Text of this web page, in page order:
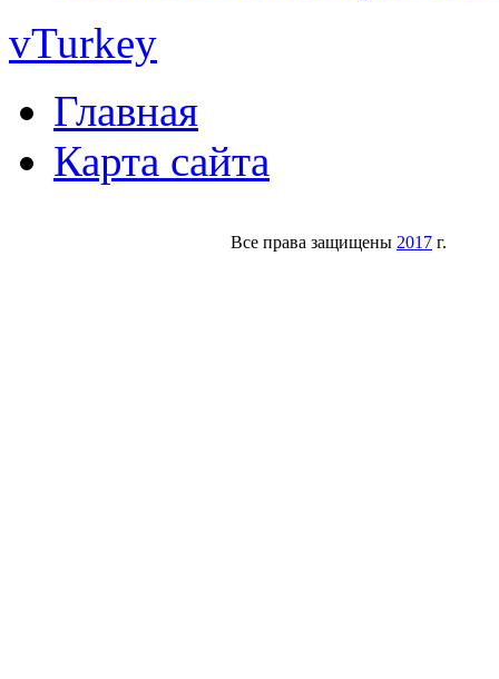
vTurkey
Главная
Карта сайта
Все права защищены 2017 г.